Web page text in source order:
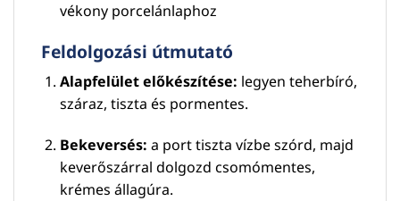
vékony porcelánlaphoz
Feldolgozási útmutató
Alapfelület előkészítése: legyen teherbíró,
száraz, tiszta és pormentes.
Bekeversés: a port tiszta vízbe szórd, majd
keverőszárral dolgozd csomómentes,
krémes állagúra.